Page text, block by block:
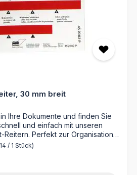
30 mm breit
Ihre Dokumente und finden Sie
und einfach mit unseren
Reitern. Perfekt zur Organisation
sodass Sie schnell und
zugreifen können, sei es in
Hause. Die Print-Reiter können
/ 1 Stück)